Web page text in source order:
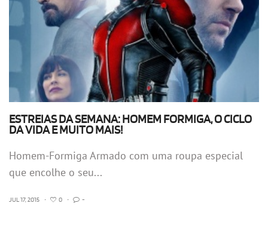
ESTREIAS DA SEMANA: HOMEM FORMIGA, O CICLO
DA VIDA E MUITO MAIS!
Homem-Formiga Armado com uma roupa especial
que encolhe o seu...
JUL 17, 2015 • 0 • -